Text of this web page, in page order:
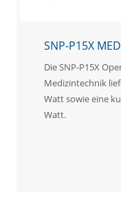
SNP-P15X
Die SNP-P15X
Medizintechnik
Watt sowie eine
Watt.